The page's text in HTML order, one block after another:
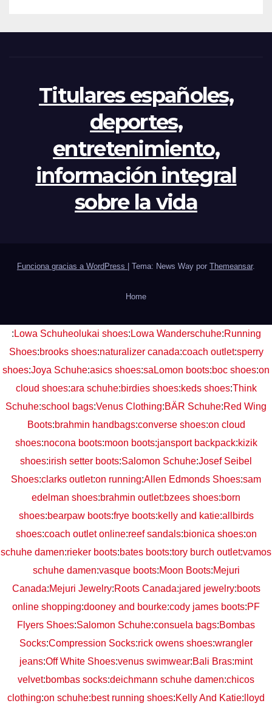
Titulares españoles,
deportes,
entretenimiento,
información integral
sobre la vida
Funciona gracias a WordPress Tema: News Way por Themeansar.
Home
: Lowa Schuheolukai shoes: Lowa Wanderschuhe:Running
Shoes:brooks shoes:naturalizer canada:coach outlet:sperry
shoes:Joya Schuhe:asics shoes:saLomon boots:boc shoes:on
cloud shoes:ara schuhe:birdies shoes:keds shoes:Think
Schuhe:school bags:Venus Clothing:BÄR Schuhe:Red Wing
Boots:brahmin handbags:converse shoes:on cloud
shoes:nocona boots:moon boots:jansport backpack:kizik
shoes:irish setter boots:Salomon Schuhe:Josef Seibel
Shoes:clarks outlet:on running:Allen Edmonds Shoes:sam
edelman shoes:brahmin outlet:bzees shoes:born
shoes:bearpaw boots:frye boots:kelly and katie:allbirds
shoes:coach outlet online:reef sandals:bionica shoes:on
schuhe damen:rieker boots:bates boots:tory burch outlet:vamos
schuhe damen:vasque boots:Moon Boots:Mejuri
Canada:Mejuri Jewelry:Roots Canada:jared jewelry:boots
online shopping:dooney and bourke:cody james boots:PF
Flyers Shoes:Salomon Schuhe:consuela bags:Bombas
Socks:Compression Socks:rick owens shoes:wrangler
jeans:Off White Shoes:venus swimwear:Bali Bras:mint
velvet:bombas socks:deichmann schuhe damen:chicos
clothing:on schuhe:best running shoes:Kelly And Katie: lloyd